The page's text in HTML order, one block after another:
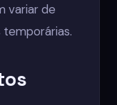
variar de